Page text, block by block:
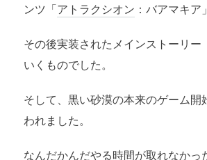
ンツ「アトラクシオン ：バアマキア
その後実装されたメインストーリ
いくものでした。
そして、黒い砂漠の本来のゲーム
われました。
なんだかんだやる時間が取れなか